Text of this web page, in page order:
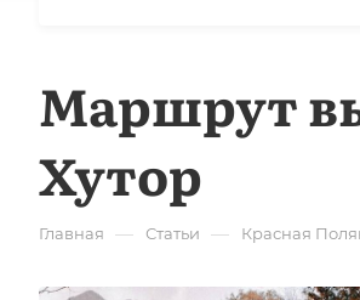
Маршрут
Хутор
Главная — Статьи — Красная